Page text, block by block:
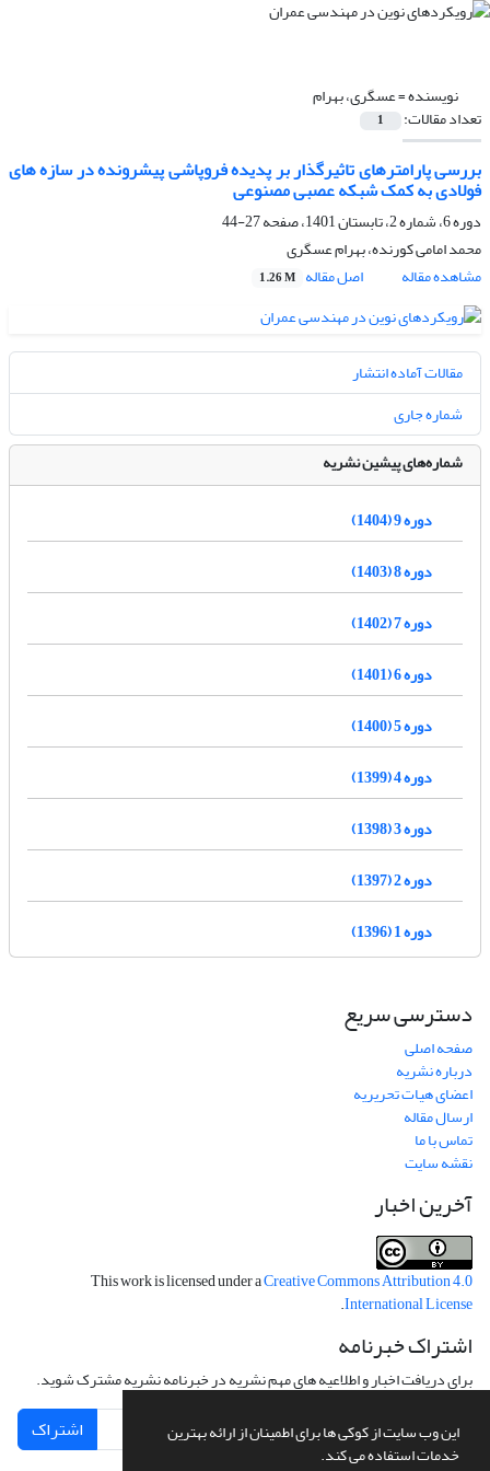
این وب سایت از کوکی ها برای اطمینان از ارائه بهترین
خدمات استفاده می کند.
نویسنده =عسگری، بهرام
تعداد مقالات: 1
بررسی پارامترهای تاثیرگذار بر پدیده فروپاشی پیشرونده در سازه های
فولادی به کمک شبکه عصبی مصنوعی
دوره 6، شماره 2، تابستان 1401، صفحه
27-44
محمد امامی کورنده، بهرام عسگری
مشاهده مقاله
اصل مقاله 1.26 M
مقالات آماده انتشار
شماره جاری
شماره‌های پیشین نشریه
دوره 9 (1404)
دوره 8 (1403)
دوره 7 (1402)
دوره 6 (1401)
دوره 5 (1400)
دوره 4 (1399)
دوره 3 (1398)
دوره 2 (1397)
دوره 1 (1396)
دسترسی سریع
صفحه اصلی
درباره نشریه
اعضای هیات تحریریه
ارسال مقاله
تماس با ما
نقشه سایت
آخرین اخبار
This work is licensed under aCreative Commons Attribution 4.0
International License
.
اشتراک خبرنامه
برای دریافت اخبار و اطلاعیه های مهم نشریه در خبرنامه نشریه مشترک شوید.
اشتراک